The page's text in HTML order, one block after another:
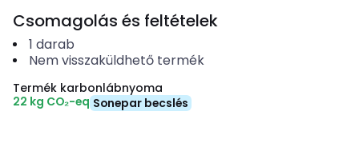
Csomagolás és feltételek
1 darab
Nem visszaküldhető termék
Termék karbonlábnyoma
22 kg CO₂-eq Sonepar becslés